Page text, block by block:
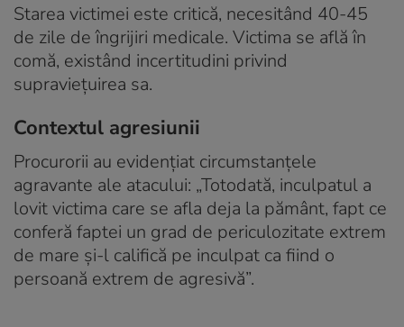
Starea victimei este critică, necesitând 40-45
de zile de îngrijiri medicale. Victima se află în
comă, existând incertitudini privind
supraviețuirea sa.
Contextul agresiunii
Procurorii au evidențiat circumstanțele
agravante ale atacului: „Totodată, inculpatul a
lovit victima care se afla deja la pământ, fapt ce
conferă faptei un grad de periculozitate extrem
de mare şi-l califică pe inculpat ca fiind o
persoană extrem de agresivă”.